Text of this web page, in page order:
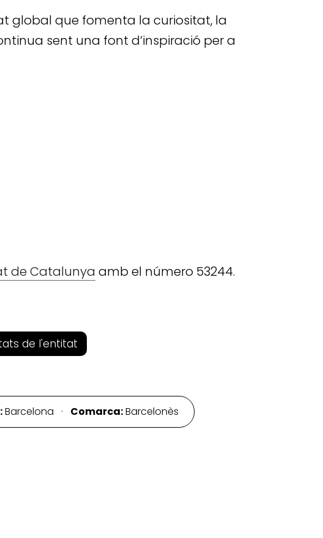
global que fomenta la curiositat, la
sent una font d’inspiració per a
de Catalunya amb el número 53244.
de l'entitat
Barcelona · Comarca:Barcelonès